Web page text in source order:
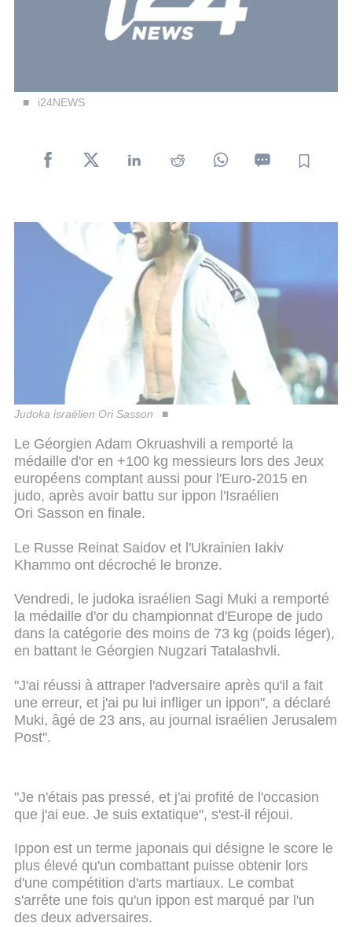
i24NEWS
Judoka israélien Ori Sasson
Le Géorgien Adam Okruashvili a remporté la
médaille d'or en +100 kg messieurs lors des Jeux
européens comptant aussi pour l'Euro-2015 en
judo, après avoir battu sur ippon l'Israélien
Ori Sasson en finale.
Le Russe Reinat Saidov et l'Ukrainien Iakiv
Khammo ont décroché le bronze.
Vendredi, le judoka israélien Sagi Muki a remporté
la médaille d'or du championnat d'Europe de judo
dans la catégorie des moins de 73 kg (poids léger),
en battant le Géorgien Nugzari Tatalashvli.
"J'ai réussi à attraper l'adversaire après qu'il a fait
une erreur, et j'ai pu lui infliger un ippon", a déclaré
Muki, âgé de 23 ans, au journal israélien Jerusalem
Post".
"Je n'étais pas pressé, et j'ai profité de l'occasion
que j'ai eue. Je suis extatique", s'est-il réjoui.
Ippon est un terme japonais qui désigne le score le
plus élevé qu'un combattant puisse obtenir lors
d'une compétition d'arts martiaux. Le combat
s'arrête une fois qu'un ippon est marqué par l'un
des deux adversaires.